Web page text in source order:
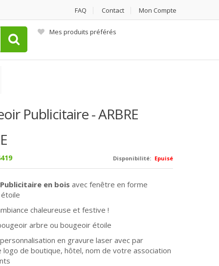
FAQ Contact Mon Compte
Mes produits préférés
Publicitaire - ARBRE
Disponibilité: Epuisé
en bois avec fenêtre en forme
chaleureuse et festive !
arbre ou bougeoir étoile
en gravure laser avec par
logo de boutique, hôtel, nom de votre association